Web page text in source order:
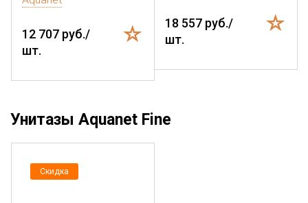
12 707 руб./
шт.
18 557 руб./
шт.
Унитазы Aquanet Fine
Скидка